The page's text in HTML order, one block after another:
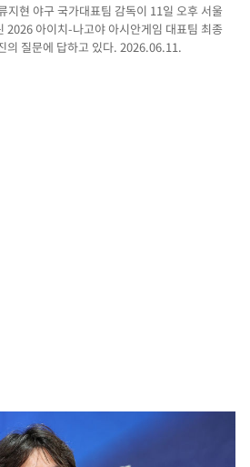
지현 야구 국가대표팀 감독이 11일 오후 서울
2026 아이치-나고야 아시안게임 대표팀 최종
의 질문에 답하고 있다. 2026.06.11.